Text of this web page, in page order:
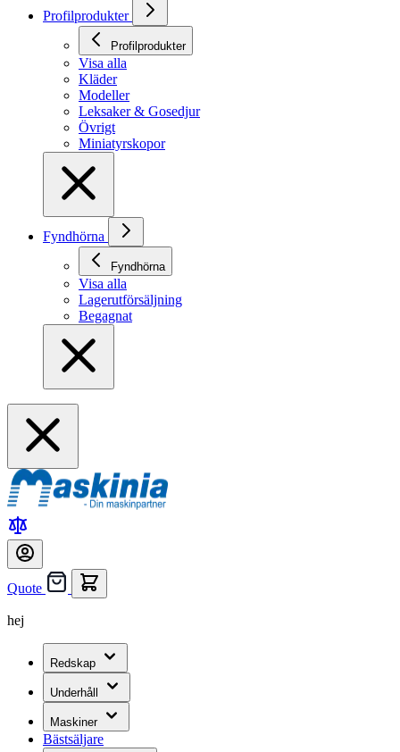
Profilprodukter
Profilprodukter
Visa alla
Kläder
Modeller
Leksaker & Gosedjur
Övrigt
Miniatyrskopor
Fyndhörna
Fyndhörna
Visa alla
Lagerutförsäljning
Begagnat
Quote
hej
Redskap
Underhåll
Maskiner
Bästsäljare